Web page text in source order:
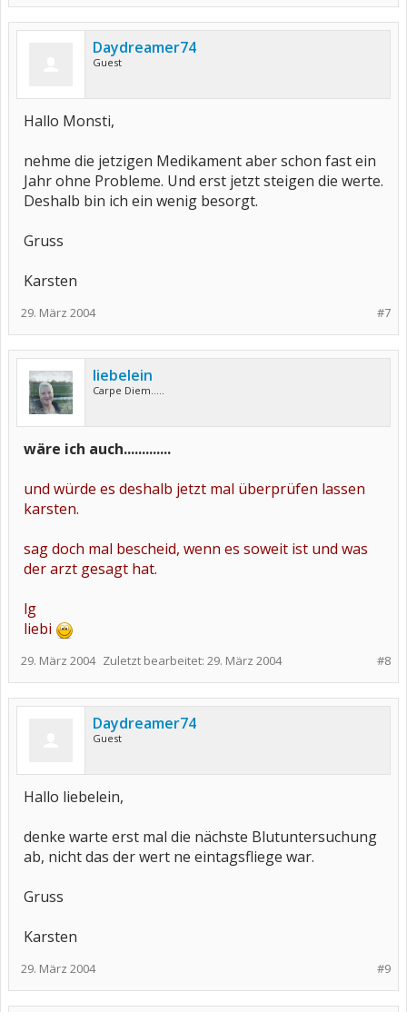
Daydreamer74
Guest
Hallo Monsti,
nehme die jetzigen Medikament aber schon fast ein
Jahr ohne Probleme. Und erst jetzt steigen die werte.
Deshalb bin ich ein wenig besorgt.
Gruss
Karsten
#7
29. März 2004
liebelein
Carpe Diem.....
wäre ich auch.............
und würde es deshalb jetzt mal überprüfen lassen
karsten.
sag doch mal bescheid, wenn es soweit ist und was
der arzt gesagt hat.
lg
liebi
#8
29. März 2004 Zuletzt bearbeitet: 29. März 2004
Daydreamer74
Guest
Hallo liebelein,
denke warte erst mal die nächste Blutuntersuchung
ab, nicht das der wert ne eintagsfliege war.
Gruss
Karsten
#9
29. März 2004